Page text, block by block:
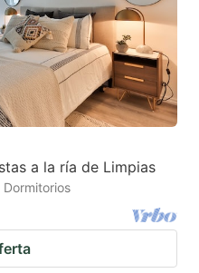
a la ría de Limpias
Dormitorios